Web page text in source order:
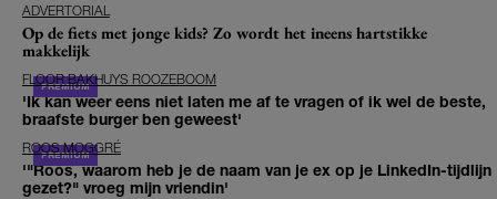
ADVERTORIAL
Op de fiets met jonge kids? Zo wordt het ineens hartstikke
makkelijk
FLOOR BAKHUYS ROOZEBOOM
'Ik kan weer eens niet laten me af te vragen of ik wel de beste,
braafste burger ben geweest'
ROOS MOGGRÉ
'"Roos, waarom heb je de naam van je ex op je LinkedIn-tijdlijn
gezet?" vroeg mijn vriendin'